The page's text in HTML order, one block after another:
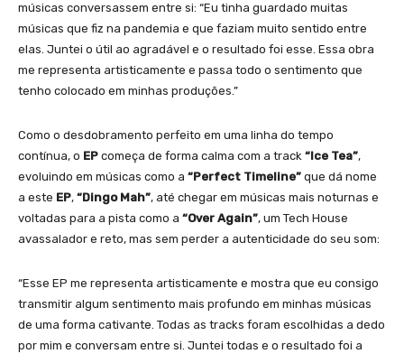
músicas conversassem entre si: “Eu tinha guardado muitas
músicas que fiz na pandemia e que faziam muito sentido entre
elas. Juntei o útil ao agradável e o resultado foi esse. Essa obra
me representa artisticamente e passa todo o sentimento que
tenho colocado em minhas produções.”
Como o desdobramento perfeito em uma linha do tempo
contínua, o EP começa de forma calma com a track “Ice Tea”,
evoluindo em músicas como a “Perfect Timeline” que dá nome
a este EP, “Dingo Mah”, até chegar em músicas mais noturnas e
voltadas para a pista como a “Over Again”, um Tech House
avassalador e reto, mas sem perder a autenticidade do seu som:
“Esse EP me representa artisticamente e mostra que eu consigo
transmitir algum sentimento mais profundo em minhas músicas
de uma forma cativante. Todas as tracks foram escolhidas a dedo
por mim e conversam entre si. Juntei todas e o resultado foi a